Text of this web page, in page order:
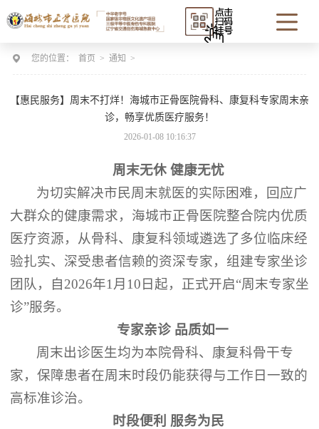
您的位置： 首页 > 通知 >
【惠民服务】周末不打烊！海城市正骨医院骨科、康复科专家周末亲
诊，畅享优质医疗服务！
2026-01-08 10:16:37
周末无休 健康无忧
为切实解决市民周末就医的实际困难，回应广
大群众的健康需求，海城市正骨医院整合院内优质
医疗资源，从骨科、康复科领域遴选了多位临床经
验扎实、深受患者信赖的资深专家，组建专家坐诊
团队，自2026年1月10日起，正式开启“周末专家坐
诊”服务。
专家亲诊 品质如一
周末出诊医生均为本院骨科、康复科骨干专
家，保障患者在周末时段仍能获得与工作日一致的
高标准诊治。
时段便利 服务为民